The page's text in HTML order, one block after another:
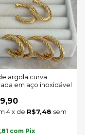
argola curva
em aço inoxidável
4x de R$7,48 sem
com Pix